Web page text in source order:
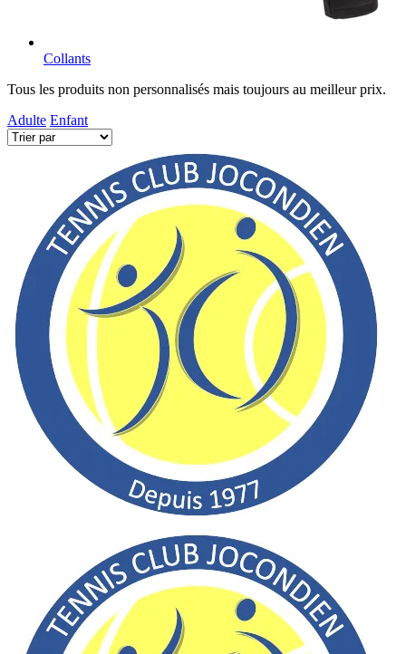
Collants
Tous les produits non personnalisés mais toujours au meilleur prix.
Adulte Enfant